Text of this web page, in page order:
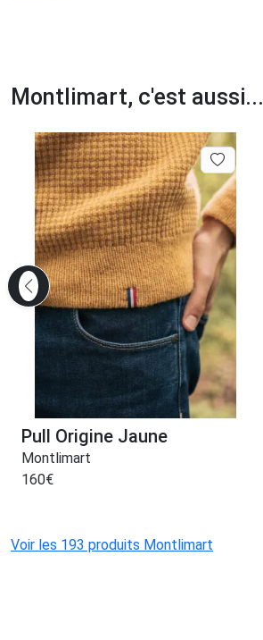
Montlimart, c'est aussi...
Pull Origine Jaune
Montlimart
160€
Voir les 193 produits Montlimart